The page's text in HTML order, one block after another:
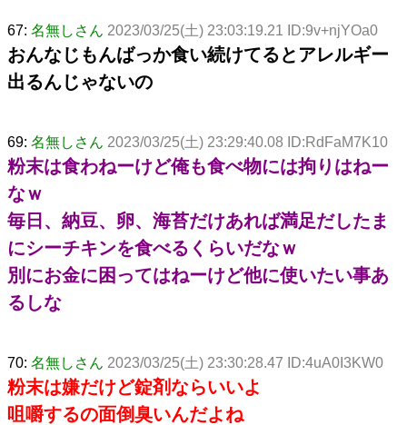
67: 名無しさん 2023/03/25(土) 23:03:19.21 ID:9v+njYOa0
おんなじもんばっか食い続けてるとアレルギー
出るんじゃないの
69: 名無しさん 2023/03/25(土) 23:29:40.08 ID:RdFaM7K10
粉末は食わねーけど俺も食べ物には拘りはねー
なｗ
毎日、納豆、卵、海苔だけあれば満足だしたま
にシーチキンを食べるくらいだなｗ
別にお金に困ってはねーけど他に使いたい事あ
るしな
70: 名無しさん 2023/03/25(土) 23:30:28.47 ID:4uA0I3KW0
粉末は嫌だけど錠剤ならいいよ
咀嚼するの面倒臭いんだよね